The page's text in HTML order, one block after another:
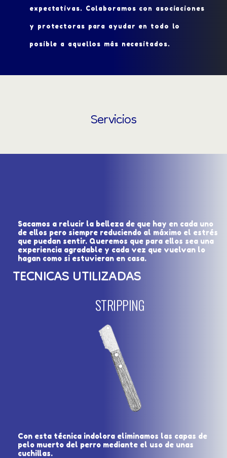
expectativas. Colaboramos con asociaciones
y protectoras para ayudar en todo lo
posible a aquellos más necesitados.
Servicios
Sacamos a relucir la belleza de que hay en cada uno
de ellos pero siempre reduciendo al máximo el estrés
que puedan sentir. Queremos que para ellos sea una
experiencia agradable y cada vez que vuelvan lo
hagan como si estuvieran en casa.
TECNICAS UTILIZADAS
STRIPPING
Con esta técnica indolora eliminamos las capas de
pelo muerto del perro mediante el uso de unas
cuchillas.